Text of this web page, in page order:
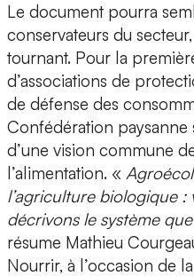
Le document pourra
conservateurs du
tournant. Pour la
d’associations de
de défense des
Confédération paysanne
d’une vision commune
l’alimentation. «
l’agriculture biologique
décrivons le système
résume Mathieu
Nourrir, à l’occasion de